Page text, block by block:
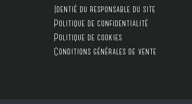
Identié du responsable du site
Politique de confidentialité
Politique de cookies
Conditions générales de vente